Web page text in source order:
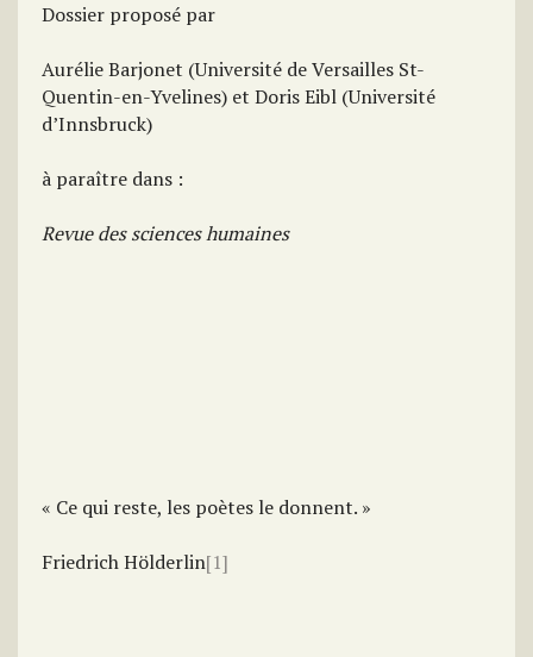
Dossier proposé par
Aurélie Barjonet (Université de Versailles St-
Quentin-en-Yvelines) et Doris Eibl (Université
d’Innsbruck)
à paraître dans :
Revue des sciences humaines
« Ce qui reste, les poètes le donnent. »
Friedrich Hölderlin[1]